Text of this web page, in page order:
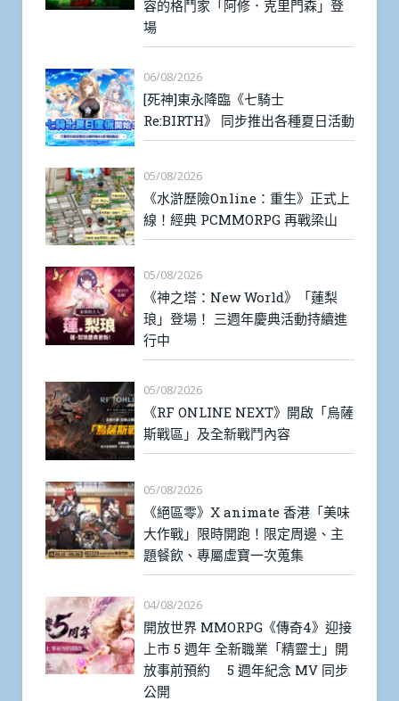
容的格鬥家「阿修．克里門森」登
場
06/08/2026
[死神]東永降臨《七騎士
Re:BIRTH》 同步推出各種夏日活動
05/08/2026
《水滸歷險Online：重生》正式上
線！經典 PCMMORPG 再戰梁山
05/08/2026
《神之塔：New World》「蓮梨
琅」登場！ 三週年慶典活動持續進
行中
05/08/2026
《RF ONLINE NEXT》開啟「烏薩
斯戰區」及全新戰鬥內容
05/08/2026
《絕區零》X animate 香港「美味
大作戰」限時開跑！限定周邊、主
題餐飲、專屬虛寶一次蒐集
04/08/2026
開放世界 MMORPG《傳奇4》迎接
上市 5 週年 全新職業「精靈士」開
放事前預約 5 週年紀念 MV 同步
公開